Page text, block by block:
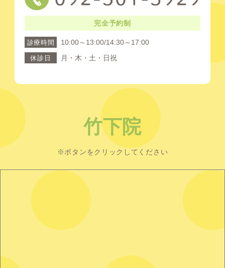
完全予約制
診療時間 10:00～13:00/14:30～17:00
休診日 月・木・土・日祝
竹下院
※ボタンをクリックしてください